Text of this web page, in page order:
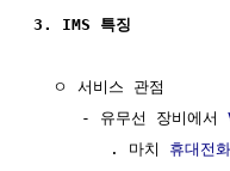
3. IMS 특징
  ㅇ 서비스 관점
     - 유무선 장비에서
        . 마치
휴대전화